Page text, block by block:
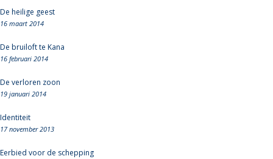
De heilige geest
16 maart 2014
De bruiloft te Kana
16 februari 2014
De verloren zoon
19 januari 2014
Identiteit
17 november 2013
Eerbied voor de schepping